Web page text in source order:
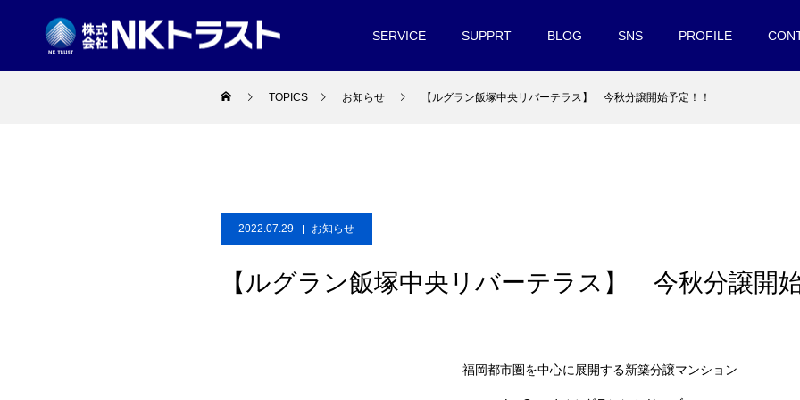
SERVICE SUPPRT BLOG SNS PROFILE
TOPICS お知らせ 【ルグラン飯塚中央リバーテラス】 今秋分譲開始予定！！
2022.07.29 お知らせ
【ルグラン飯塚中央リバーテラス】 今秋分譲開
福岡都市圏を中心に展開する新築分譲マンション